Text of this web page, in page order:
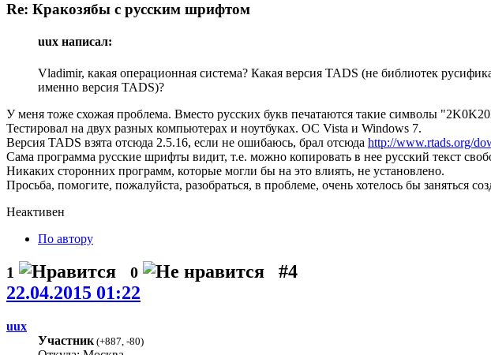
Re: Кракозябы с русским шрифтом
uux написал:
Vladimir, какая операционная система? Какая версия TADS (не библиотек
именно версия TADS)?
У меня тоже схожая проблема. Вместо русских букв печатаются такие символы
Тестировал на двух разных компьютерах и ноутбуках. ОС Vista и Windows 7.
Версия TADS взята отсюда 2.5.16, если не ошибаюсь, брал отсюда http://www.rtads.org/
Сама программа русские шрифты видит, т.е. можно копировать в нее русский текст
Никаких сторонних программ, которые могли бы на это влиять, не установлено.
Просьба, помогите, пожалуйста, разобраться, в проблеме, очень хотелось бы заняться
Неактивен
По автору
1 0
#4
22.04.2015 01:22
uux
Участник(+887, -80)